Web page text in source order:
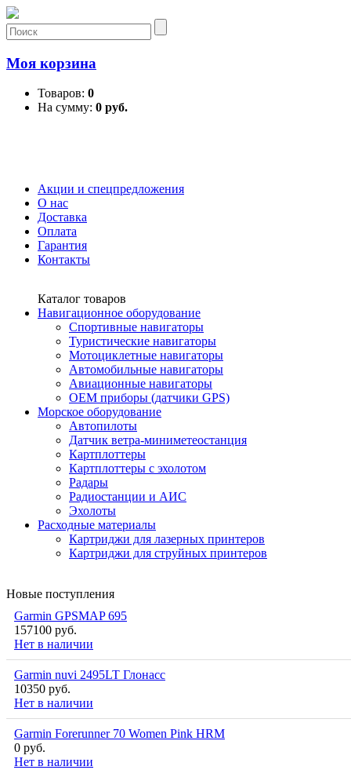
Моя корзина
Товаров: 0
На сумму: 0 руб.
Акции и спецпредложения
О нас
Доставка
Оплата
Гарантия
Контакты
Каталог товаров
Навигационное оборудование
Спортивные навигаторы
Туристические навигаторы
Мотоциклетные навигаторы
Автомобильные навигаторы
Авиационные навигаторы
OEM приборы (датчики GPS)
Морское оборудование
Автопилоты
Датчик ветра-миниметеостанция
Картплоттеры
Картплоттеры с эхолотом
Радары
Радиостанции и АИС
Эхолоты
Расходные материалы
Картриджи для лазерных принтеров
Картриджи для струйных принтеров
Новые поступления
Garmin GPSMAP 695
157100 руб.
Нет в наличии
Garmin nuvi 2495LT Глонасс
10350 руб.
Нет в наличии
Garmin Forerunner 70 Women Pink HRM
0 руб.
Нет в наличии